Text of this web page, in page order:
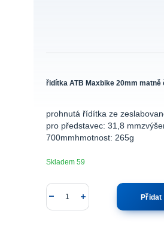
řidítka ATB Maxbike 20mm matně
prohnutá řídítka ze
pro představec: 31,8
700mmhmotnost: 265g
Skladem 59
Přidat